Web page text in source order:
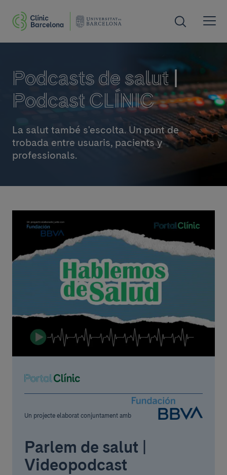
Podcasts de salut |
Podcast CLÍNIC
La salut també s'escolta. Un punt de
trobada entre usuaris, pacients y
professionals.
Un projecte elaborat conjuntament amb
Parlem de salut |
Videopodcast